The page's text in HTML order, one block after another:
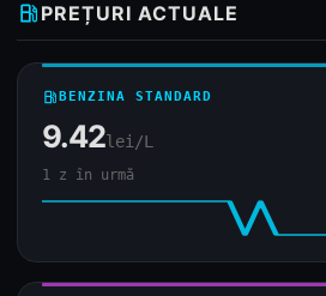
local_gas_station PREȚURI ACTUALE
local_gas_stationBENZINA STANDARD
9.42lei/L
1 z în urmă